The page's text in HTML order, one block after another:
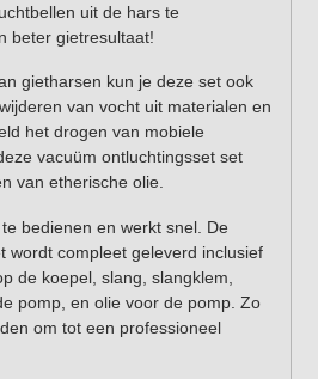
uit de hars te
beter gietresultaat!
gietharsen kun je deze set ook
van vocht uit materialen en
het drogen van mobiele
vacuüm ontluchtingsset set
van etherische olie.
bedienen en werkt snel. De
wordt compleet geleverd inclusief
de koepel, slang, slangklem,
pomp, en olie voor de pomp. Zo
om tot een professioneel